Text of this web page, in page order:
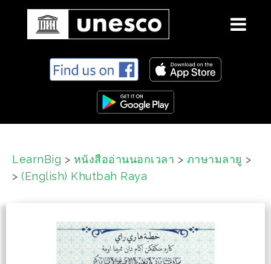
e
LearnBig > หนังสืออ่านนอกเวลา > ภาษามลายู >
> (English) Khutbah Raya